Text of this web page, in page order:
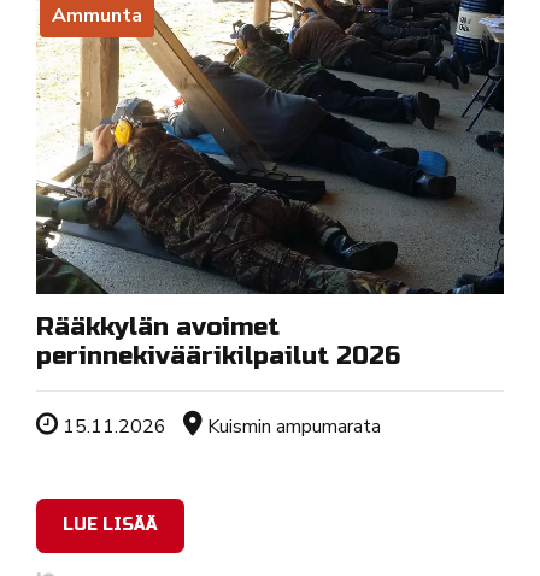
Ammunta
Rääkkylän avoimet
perinnekiväärikilpailut 2026
Tapahtuman ajankohta
15.11.2026 Sijainti
Kuismin ampumarata
LUE LISÄÄ